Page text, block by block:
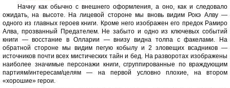
Начну как обычно с внешнего оформления, а оно, как и следовало
ожидать, на высоте. На лицевой стороне мы вновь видим Рокэ Алву —
одного из главных героев книги. Кроме него изображен его предок Рамиро
Алва, прозванный Предателем. Не забыто и одно из ключевых событий
книги — восстание в Олларии — внизу видна толпа с факелами. На
обратной стороне мы видим пегую кобылу и 2 зловещих всадников —
источников почти всех мистических тайн и бед. На разворотах изображены
наиболее значимые персонажи книги, сгруппированные по враждующим
партиям/интересам/целям — на первой условно плохие, на втором
«хорошие» герои.